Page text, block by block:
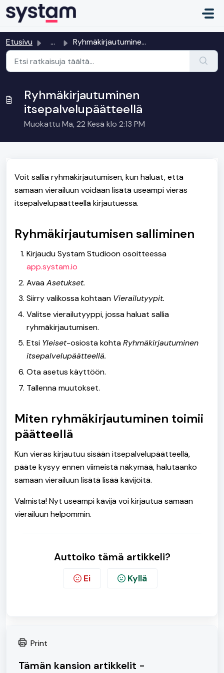
Siirry pääsisältöön
Etusivu ... Ryhmäkirjautuminen itsepalvelupäätteellä
Ryhmäkirjautuminen
itsepalvelupäätteellä
Muokattu Ma, 22 Kesä klo 2:13 PM
Voit sallia ryhmäkirjautumisen, kun haluat, että
samaan vierailuun voidaan lisätä useampi vieras
itsepalvelupäätteellä kirjautuessa.
Ryhmäkirjautumisen salliminen
Kirjaudu Systam Studioon osoitteessa
app.systam.io
AvaaAsetukset.
Siirry valikossa kohtaan Vierailutyypit.
Valitse vierailutyyppi, jossa haluat sallia
ryhmäkirjautumisen.
Etsi Yleiset-osiosta kohtaRyhmäkirjautuminen
itsepalvelupäätteellä.
Ota asetus käyttöön.
Tallenna muutokset.
Miten ryhmäkirjautuminen toimii
päätteellä
Kun vieras kirjautuu sisään itsepalvelupäätteellä,
pääte kysyy ennen viimeistä näkymää, halutaanko
samaan vierailuun lisätä lisää kävijöitä.
Valmista! Nyt useampi kävijä voi kirjautua samaan
vierailuun helpommin.
Auttoiko tämä artikkeli?
Ei Kyllä
Print
Tämän kansion artikkelit -